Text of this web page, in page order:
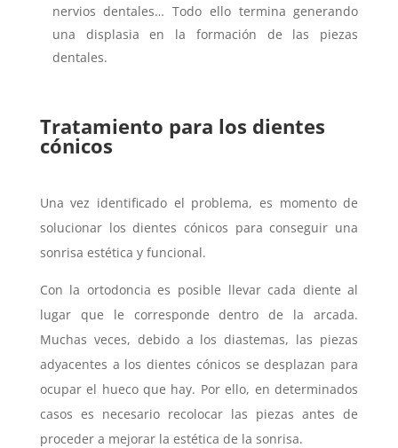
nervios dentales… Todo ello termina generando
una displasia en la formación de las piezas
dentales.
Tratamiento para los dientes
cónicos
Una vez identificado el problema, es momento de
solucionar los dientes cónicos para conseguir una
sonrisa estética y funcional.
Con la ortodoncia es posible llevar cada diente al
lugar que le corresponde dentro de la arcada.
Muchas veces, debido a los diastemas, las piezas
adyacentes a los dientes cónicos se desplazan para
ocupar el hueco que hay. Por ello, en determinados
casos es necesario recolocar las piezas antes de
proceder a mejorar la estética de la sonrisa.